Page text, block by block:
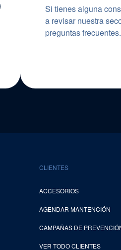
Si tienes alguna
a revisar nuestra
preguntas frecuentes.
CLIENTES
ACCESORIOS
AGENDAR MANTENCIÓN
CAMPAÑAS DE
VER TODO CLIENTES